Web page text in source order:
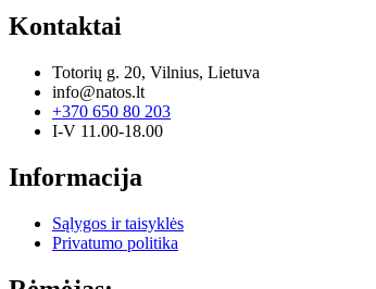
Kontaktai
Totorių g. 20, Vilnius, Lietuva
info@natos.lt
+370 650 80 203
I-V 11.00-18.00
Informacija
Sąlygos ir taisyklės
Privatumo politika